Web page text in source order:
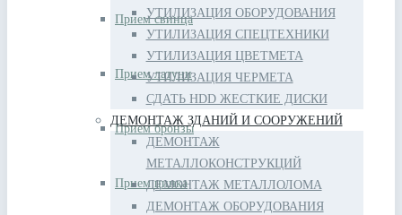
Прием свинца
Прием латуни
Прием бронзы
Прием цинка
УТИЛИЗАЦИЯ ОБОРУДОВАНИЯ
УТИЛИЗАЦИЯ СПЕЦТЕХНИКИ
УТИЛИЗАЦИЯ ЦВЕТМЕТА
УТИЛИЗАЦИЯ ЧЕРМЕТА
СДАТЬ HDD ЖЕСТКИЕ ДИСКИ
ДЕМОНТАЖ ЗДАНИЙ И СООРУЖЕНИЙ
ДЕМОНТАЖ
МЕТАЛЛОКОНСТРУКЦИЙ
ДЕМОНТАЖ МЕТАЛЛОЛОМА
ДЕМОНТАЖ ОБОРУДОВАНИЯ